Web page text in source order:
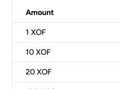
Amount
1 XOF
10 XOF
20 XOF